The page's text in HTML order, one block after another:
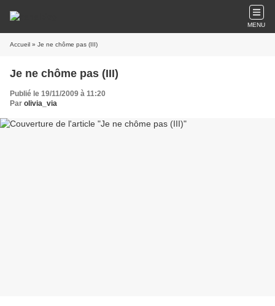
MENU
Accueil » Je ne chôme pas (III)
Je ne chôme pas (III)
Publié le 19/11/2009 à 11:20
Par olivia_via